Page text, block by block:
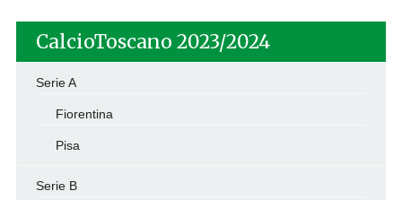
CalcioToscano 2023/2024
Serie A
Fiorentina
Pisa
Serie B